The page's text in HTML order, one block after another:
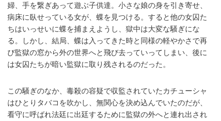
婦、手を繋ぎあって遊ぶ子供達。小さな娘の身を引き寄せ、
病床に臥せっている女が、蝶を見つける。すると他の女囚た
ちはいっせいに蝶を捕まえようし、獄中は大変な騒ぎにな
る。しかし、結局、蝶は入ってきた時と同様の軽やかさで再
び監獄の窓から外の世界へと飛び去っていってしまい、後に
は女囚たちが暗い監獄に取り残されるのだった。
この騒ぎのなか、毒殺の容疑で収監されていたカチューシャ
はひとりタバコを吹かし、無関心を決め込んでいたのだが、
看守に呼ばれ法廷に出廷するために監獄の外へと連れ出され